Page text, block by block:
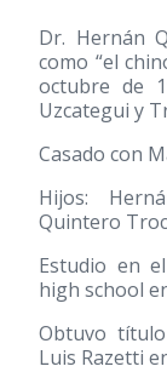
Dr. Hernán
como “el
octubre de
Uzcategui y
Casado con
Hijos:
Quintero
Estudio en
high school
Obtuvo
Luis Razetti